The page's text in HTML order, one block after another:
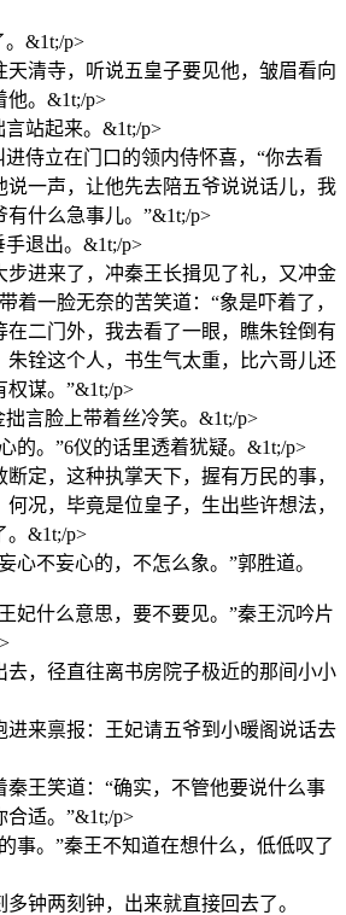
。&1t;/p>
天清寺，听说五皇子要见他，皱眉看向
他。&1t;/p>
站起来。&1t;/p>
侍立在门口的领内侍怀喜，“你去看
说一声，让他先去陪五爷说说话儿，我
什么急事儿。”&1t;/p>
手退出。&1t;/p>
步进来了，冲秦王长揖见了礼，又冲金
着一脸无奈的苦笑道：“象是吓着了，
在二门外，我去看了一眼，瞧朱铨倒有
朱铨这个人，书生气太重，比六哥儿还
谋。”&1t;/p>
言脸上带着丝冷笑。&1t;/p>
的。”6仪的话里透着犹疑。&1t;/p>
定，这种执掌天下，握有万民的事，
况，毕竟是位皇子，生出些许想法，
。&1t;/p>
心不妄心的，不怎么象。”郭胜道。
妃什么意思，要不要见。”秦王沉吟片
去，径直往离书房院子极近的那间小小
进来禀报：王妃请五爷到小暖阁说话去
王笑道：“确实，不管他要说什么事
合适。”&1t;/p>
事。”秦王不知道在想什么，低低叹了
钟两刻钟，出来就直接回去了。